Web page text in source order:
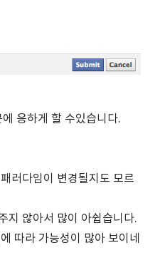
응하게 할 수있습니다.
러다임이 변경될지도 모르
지 않아서 많이 아쉽습니다.
따라 가능성이 많아 보이네